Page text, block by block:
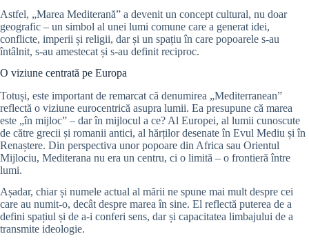
Astfel, „Marea Mediterană” a devenit un concept cultural, nu doar
geografic – un simbol al unei lumi comune care a generat idei,
conflicte, imperii și religii, dar și un spațiu în care popoarele s-au
întâlnit, s-au amestecat și s-au definit reciproc.
O viziune centrată pe Europa
Totuși, este important de remarcat că denumirea „Mediterranean”
reflectă o viziune eurocentrică asupra lumii. Ea presupune că marea
este „în mijloc” – dar în mijlocul a ce? Al Europei, al lumii cunoscute
de către grecii și romanii antici, al hărților desenate în Evul Mediu și în
Renaștere. Din perspectiva unor popoare din Africa sau Orientul
Mijlociu, Mediterana nu era un centru, ci o limită – o frontieră între
lumi.
Așadar, chiar și numele actual al mării ne spune mai mult despre cei
care au numit-o, decât despre marea în sine. El reflectă puterea de a
defini spațiul și de a-i conferi sens, dar și capacitatea limbajului de a
transmite ideologie.